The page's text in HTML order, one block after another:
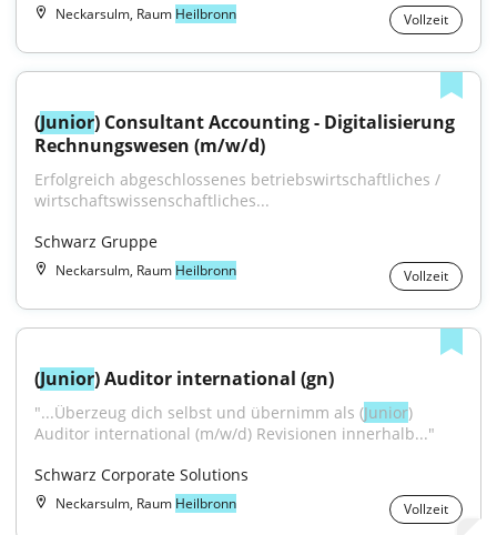
Neckarsulm, Raum Heilbronn Vollzeit
(Junior) Consultant Accounting - Digitalisierung
Rechnungswesen (m/w/d)
Erfolgreich abgeschlossenes betriebswirtschaftliches /
wirtschaftswissenschaftliches...
Schwarz Gruppe
Neckarsulm, Raum Heilbronn Vollzeit
(Junior) Auditor international (gn)
"...Überzeug dich selbst und übernimm als (Junior)
Auditor international (m/w/d) Revisionen innerhalb..."
Schwarz Corporate Solutions
Neckarsulm, Raum Heilbronn Vollzeit